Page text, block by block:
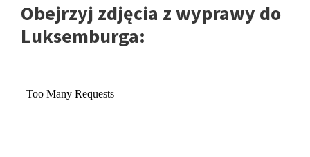
Obejrzyj zdjęcia z wyprawy do
Luksemburga: